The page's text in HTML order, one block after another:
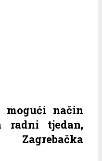
način
radni tjedan,